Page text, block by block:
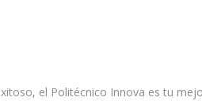
el Politécnico Innova es tu